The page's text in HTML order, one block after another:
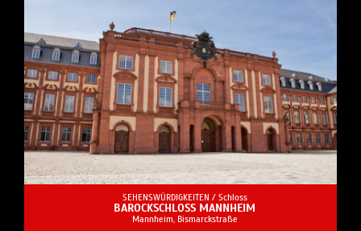
SEHENSWÜRDIGKEITEN / Schloss
BAROCKSCHLOSS MANNHEIM
Mannheim, Bismarckstraße